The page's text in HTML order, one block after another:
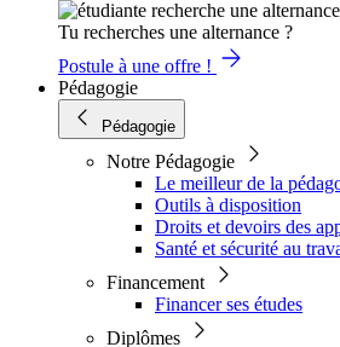
Tu recherches une alternance ?
Postule à une offre !
Pédagogie
Pédagogie
Notre Pédagogie
Le meilleur de la
Outils à disposition
Droits et devoirs des
Santé et sécurité au
Financement
Financer ses études
Diplômes